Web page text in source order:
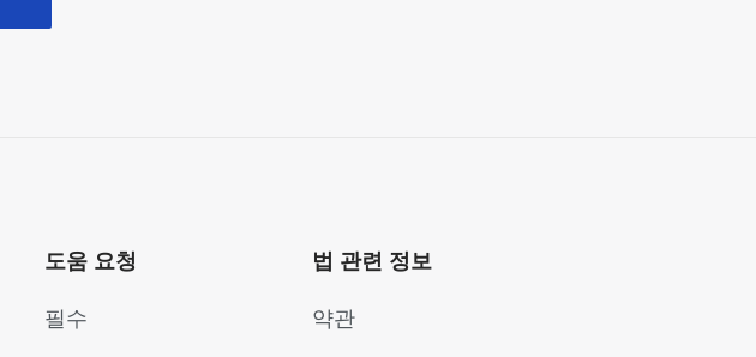
도움 요청
필수
법 관련 정보
약관